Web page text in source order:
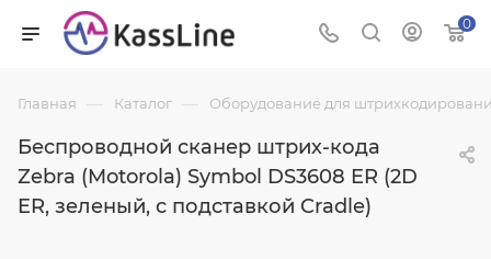
0
Главная — Каталог — Оборудование для
Беспроводной сканер штрих-кода
Zebra (Motorola) Symbol DS3608 ER (2D
ER, зеленый, с подставкой Cradle)